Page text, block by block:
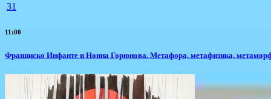
31
11:00
Франциско Инфанте и Нонна Горюнова. Метафора, метафизика,